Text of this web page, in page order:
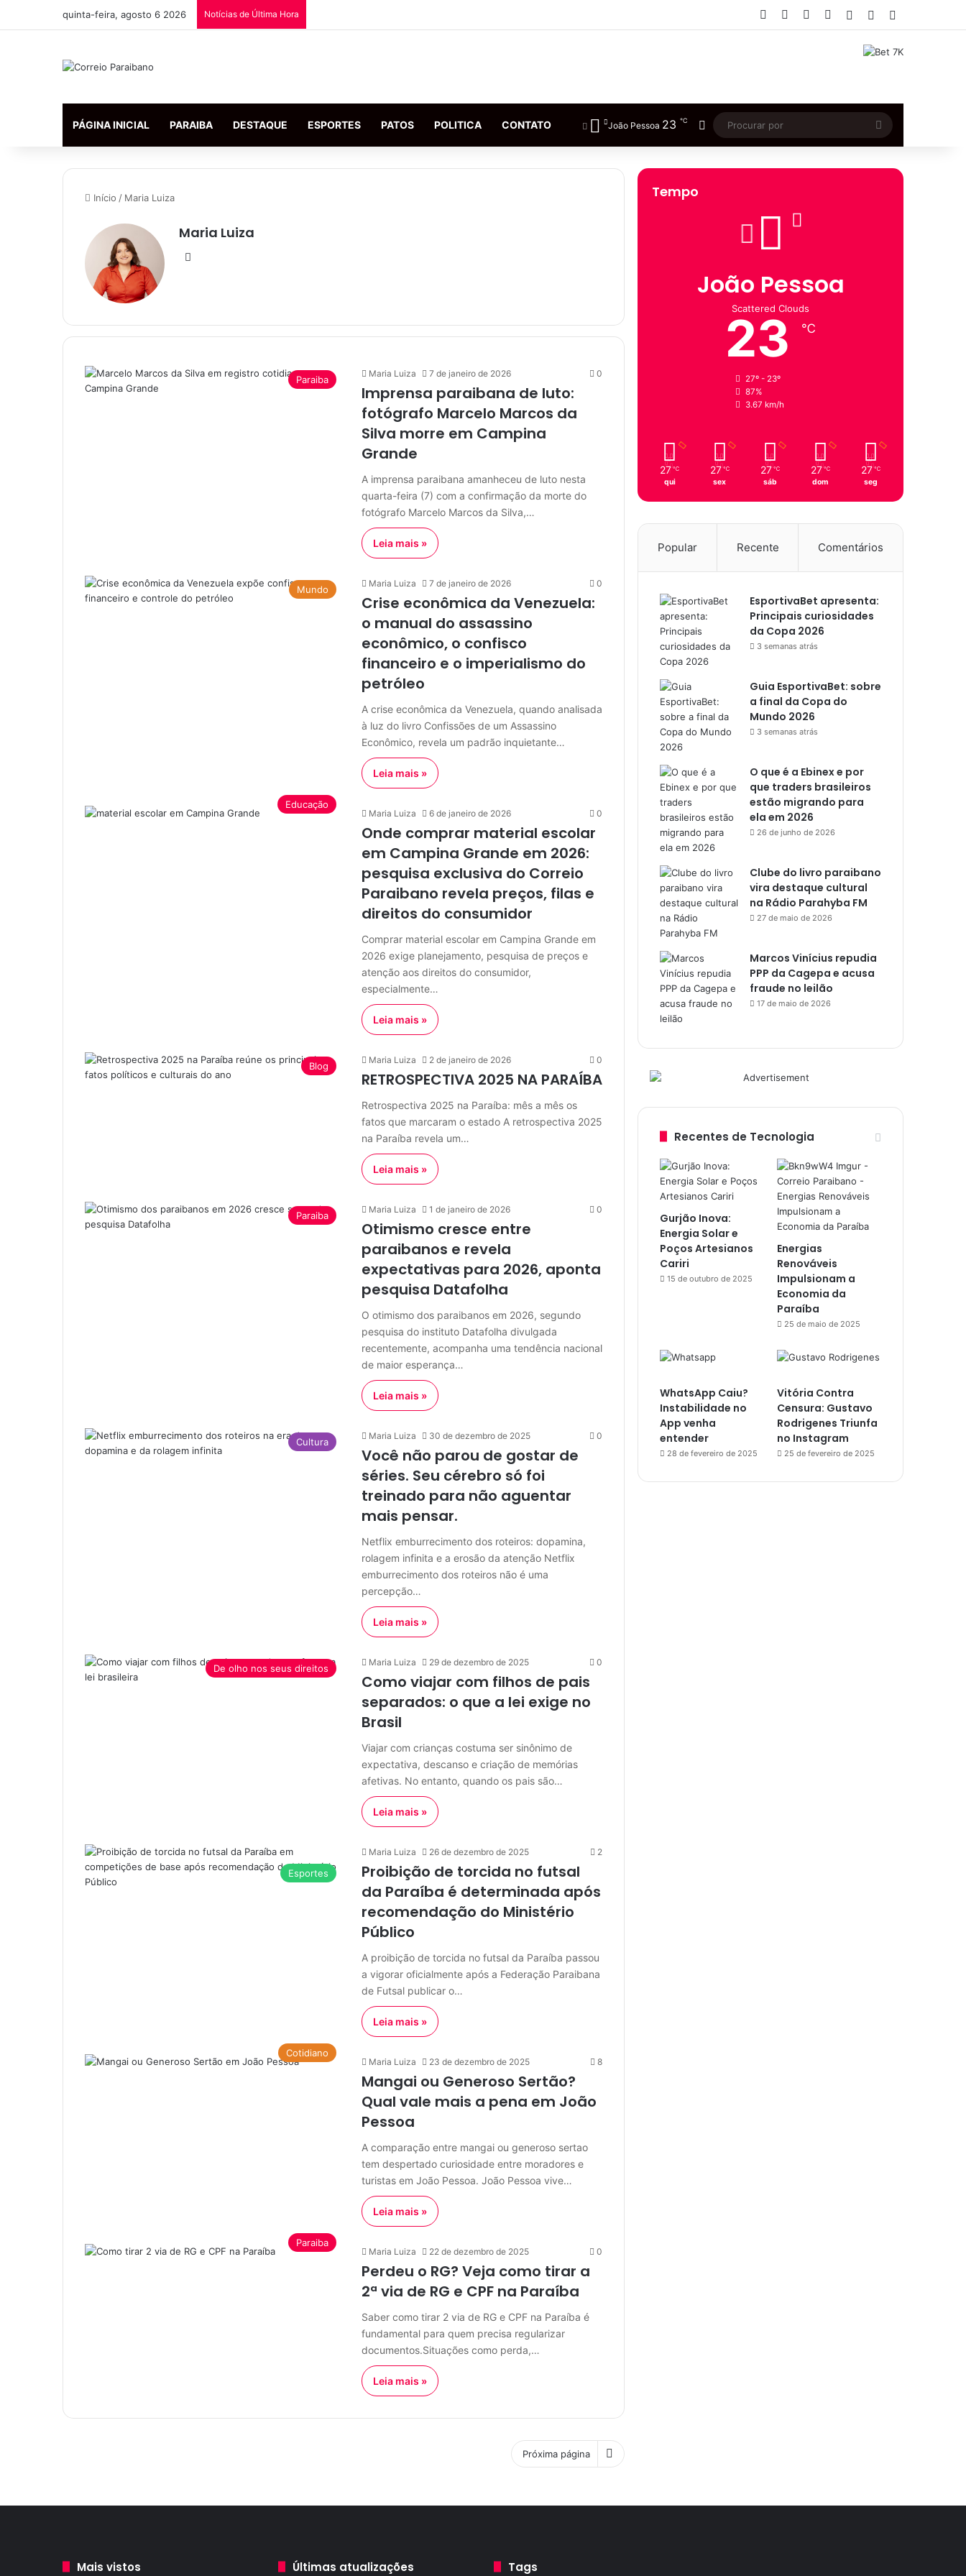
quinta-feira, agosto 6 2026 Notícias de Última Hora Facebook YouTubeInstagram
Entrar Artigo aleatório
PÁGINA INICIAL PARAIBA DESTAQUE ESPORTES PATOS POLITICA CONTATO João Pessoa 23 ℃ Switch skin
Procurar
por
Início / Maria Luiza
Maria Luiza
Paraiba
Maria Luiza 7 de janeiro de 2026 0
Imprensa paraibana de luto:
fotógrafo Marcelo Marcos da
Silva morre em Campina
Grande
A imprensa paraibana amanheceu de luto nesta
quarta-feira (7) com a confirmação da morte do
fotógrafo Marcelo Marcos da Silva,…
Leia mais »
Mundo
Maria Luiza 7 de janeiro de 2026 0
Crise econômica da Venezuela:
o manual do assassino
econômico, o confisco
financeiro e o imperialismo do
petróleo
A crise econômica da Venezuela, quando analisada
à luz do livro Confissões de um Assassino
Econômico, revela um padrão inquietante…
Leia mais »
Educação
Maria Luiza 6 de janeiro de 2026 0
Onde comprar material escolar
em Campina Grande em 2026:
pesquisa exclusiva do Correio
Paraibano revela preços, filas e
direitos do consumidor
Comprar material escolar em Campina Grande em
2026 exige planejamento, pesquisa de preços e
atenção aos direitos do consumidor,
especialmente…
Leia mais »
Blog
Maria Luiza 2 de janeiro de 2026 0
RETROSPECTIVA 2025 NA PARAÍBA
Retrospectiva 2025 na Paraíba: mês a mês os
fatos que marcaram o estado A retrospectiva 2025
na Paraíba revela um…
Leia mais »
Paraiba
Maria Luiza 1 de janeiro de 2026 0
Otimismo cresce entre
paraibanos e revela
expectativas para 2026, aponta
pesquisa Datafolha
O otimismo dos paraibanos em 2026, segundo
pesquisa do instituto Datafolha divulgada
recentemente, acompanha uma tendência nacional
de maior esperança…
Leia mais »
Cultura
Maria Luiza 30 de dezembro de 2025 0
Você não parou de gostar de
séries. Seu cérebro só foi
treinado para não aguentar
mais pensar.
Netflix emburrecimento dos roteiros: dopamina,
rolagem infinita e a erosão da atenção Netflix
emburrecimento dos roteiros não é uma
percepção…
Leia mais »
De olho nos seus direitos
Maria Luiza 29 de dezembro de 2025 0
Como viajar com filhos de pais
separados: o que a lei exige no
Brasil
Viajar com crianças costuma ser sinônimo de
expectativa, descanso e criação de memórias
afetivas. No entanto, quando os pais são…
Leia mais »
Esportes
Maria Luiza 26 de dezembro de 2025 2
Proibição de torcida no futsal
da Paraíba é determinada após
recomendação do Ministério
Público
A proibição de torcida no futsal da Paraíba passou
a vigorar oficialmente após a Federação Paraibana
de Futsal publicar o…
Leia mais »
Cotidiano
Maria Luiza 23 de dezembro de 2025 8
Mangai ou Generoso Sertão?
Qual vale mais a pena em João
Pessoa
A comparação entre mangai ou generoso sertao
tem despertado curiosidade entre moradores e
turistas em João Pessoa. João Pessoa vive…
Leia mais »
Paraiba
Maria Luiza 22 de dezembro de 2025 0
Perdeu o RG? Veja como tirar a
2ª via de RG e CPF na Paraíba
Saber como tirar 2 via de RG e CPF na Paraíba é
fundamental para quem precisa regularizar
documentos.Situações como perda,…
Leia mais »
Próxima página
Tempo
João Pessoa
Scattered Clouds
23 ℃
27º - 23º
87%
3.67 km/h
27 ℃
qui
27 ℃
sex
27 ℃
sáb
27 ℃
dom
27 ℃
seg
Popular Recente Comentários
EsportivaBet apresenta:
Principais curiosidades
da Copa 2026
3 semanas atrás
Guia EsportivaBet: sobre
a final da Copa do
Mundo 2026
3 semanas atrás
O que é a Ebinex e por
que traders brasileiros
estão migrando para
ela em 2026
26 de junho de 2026
Clube do livro paraibano
vira destaque cultural
na Rádio Parahyba FM
27 de maio de 2026
Marcos Vinícius repudia
PPP da Cagepa e acusa
fraude no leilão
17 de maio de 2026
Recentes de Tecnologia
Gurjão Inova:
Energia Solar e
Poços Artesianos
Cariri
15 de outubro de 2025
Energias
Renováveis
Impulsionam a
Economia da
Paraíba
25 de maio de 2025
WhatsApp Caiu?
Instabilidade no
App venha
entender
28 de fevereiro de 2025
Vitória Contra
Censura: Gustavo
Rodrigenes Triunfa
no Instagram
25 de fevereiro de 2025
Mais vistos Últimas atualizações Tags